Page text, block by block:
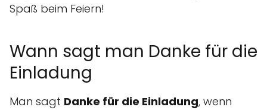
Spaß beim Feiern!
Wann sagt man Danke für die
Einladung
Man sagt Danke für die Einladung, wenn